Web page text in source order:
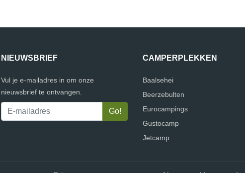
NIEUWSBRIEF
Vul je e-mailadres in om onze
nieuwsbrief te ontvangen.
CAMPERPLEKKEN
Baalsehei
Beerzebulten
Eurocampings
Gustocamp
Jetcamp